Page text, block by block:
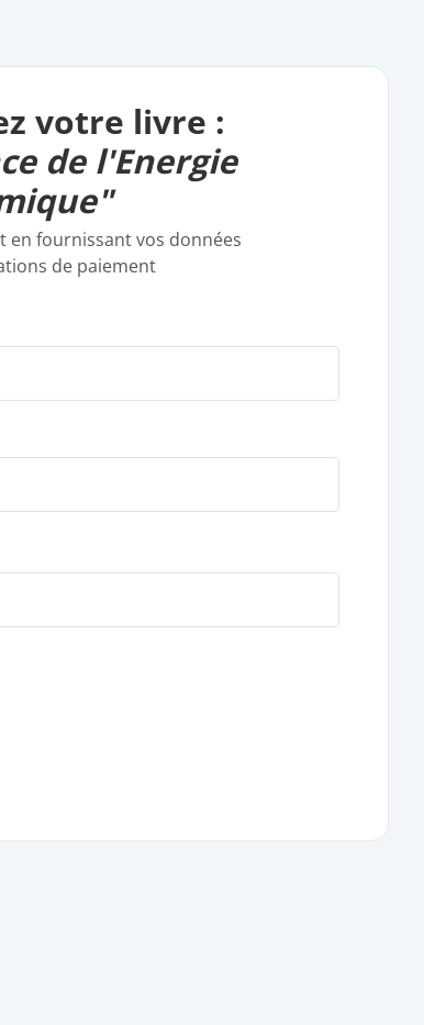
votre livre :
de l'Energie
en fournissant vos données
de paiement